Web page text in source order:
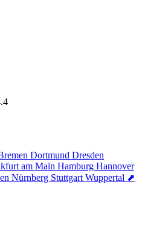
Dortmund Dresden
am Main Hamburg Hannover
Nürnberg Stuttgart Wuppertal ⬈